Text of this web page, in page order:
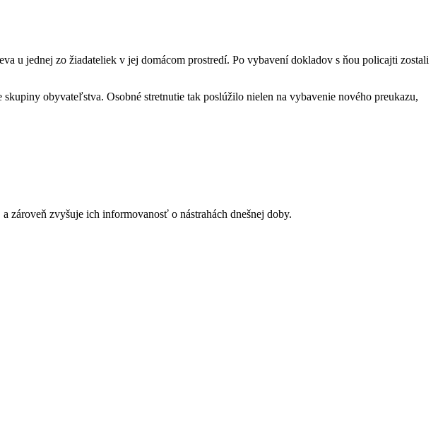
u jednej zo žiadateliek v jej domácom prostredí. Po vybavení dokladov s ňou policajti zostali
obyvateľstva. Osobné stretnutie tak poslúžilo nielen na vybavenie nového preukazu,
zvyšuje ich informovanosť o nástrahách dnešnej doby.